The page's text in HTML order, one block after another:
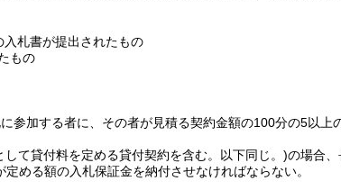
札書が提出されたもの
もの
参加する者に、その者が見積る契約金額の100分の5以上
して貸付料を定める貸付契約を含む。以下同じ。)の場合
める額の入札保証金を納付させなければならない。